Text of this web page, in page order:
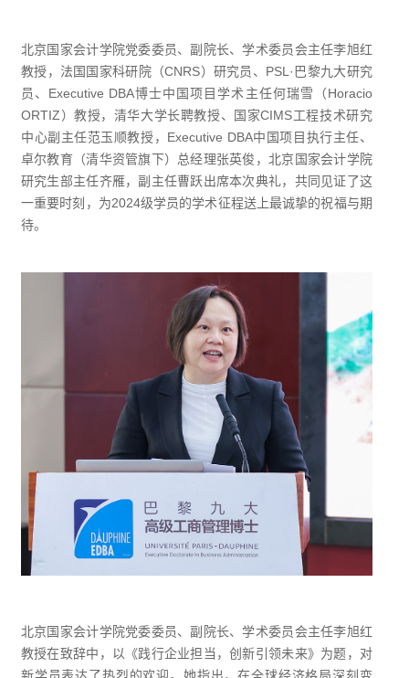
北京国家会计学院党委委员、副院长、学术委员会主任李旭红
教授，法国国家科研院（CNRS）研究员、PSL·巴黎九大研究
员、Executive DBA博士中国项目学术主任何瑞雪（Horacio
ORTIZ）教授，清华大学长聘教授、国家CIMS工程技术研究
中心副主任范玉顺教授，Executive DBA中国项目执行主任、
卓尔教育（清华资管旗下）总经理张英俊，北京国家会计学院
研究生部主任齐雁，副主任曹跃出席本次典礼，共同见证了这
一重要时刻，为2024级学员的学术征程送上最诚挚的祝福与期
待。
北京国家会计学院党委委员、副院长、学术委员会主任李旭红
教授在致辞中，以《践行企业担当，创新引领未来》为题，对